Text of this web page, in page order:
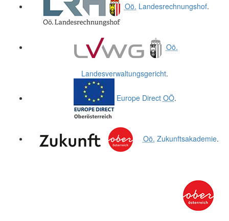
Oö. Landesrechnungshof.
Oö.
Landesverwaltungsgericht.
Europe Direct OÖ.
Oö. Zukunftsakademie.